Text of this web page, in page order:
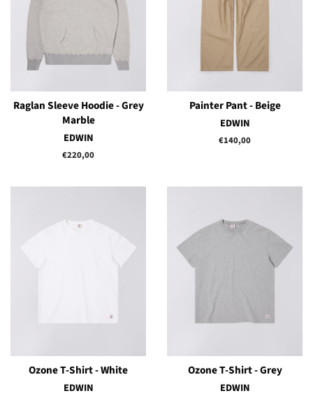
Raglan Sleeve Hoodie - Grey
Marble
EDWIN
Prix
€220,00
Painter Pant - Beige
EDWIN
Prix
€140,00
Ozone T-Shirt - White
EDWIN
Ozone T-Shirt - Grey
EDWIN